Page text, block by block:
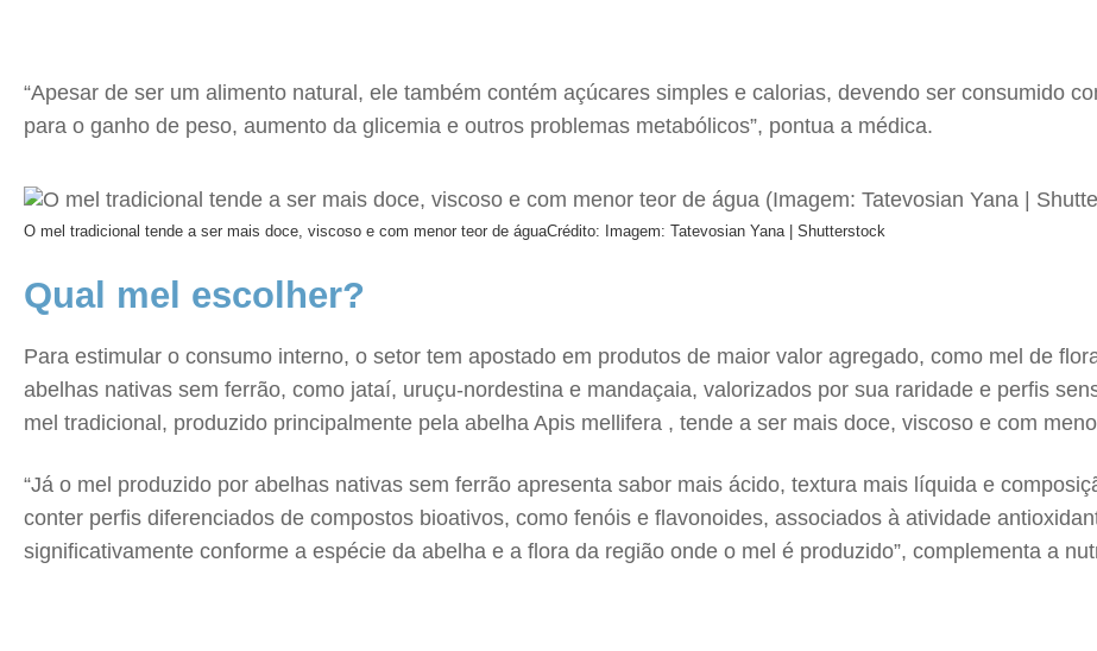
“Apesar de ser um alimento natural, ele também contém açúcares simples e calorias, devendo ser consumido
para o ganho de peso, aumento da glicemia e outros problemas metabólicos”, pontua a médica.
O mel tradicional tende a ser mais doce, viscoso e com menor teor de águaCrédito: Imagem: Tatevosian Yana | Shutterstock
Qual mel escolher?
Para estimular o consumo interno, o setor tem apostado em produtos de maior valor agregado, como mel de
abelhas nativas sem ferrão, como jataí, uruçu-nordestina e mandaçaia, valorizados por sua raridade e perfis
mel tradicional, produzido principalmente pela abelha Apis mellifera , tende a ser mais doce, viscoso e com
“Já o mel produzido por abelhas nativas sem ferrão apresenta sabor mais ácido, textura mais líquida e
conter perfis diferenciados de compostos bioativos, como fenóis e flavonoides, associados à atividade
significativamente conforme a espécie da abelha e a flora da região onde o mel é produzido”, complementa a